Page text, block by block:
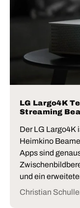
LG Largo4K
Streaming
Der LG Largo4K
Heimkino
Apps sind
und ein
Christian